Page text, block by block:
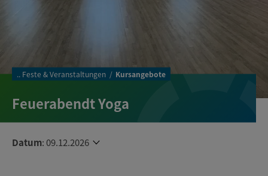
.. Feste & Veranstaltungen Kursangebote
Feuerabendt Yoga
Datum: 09.12.2026